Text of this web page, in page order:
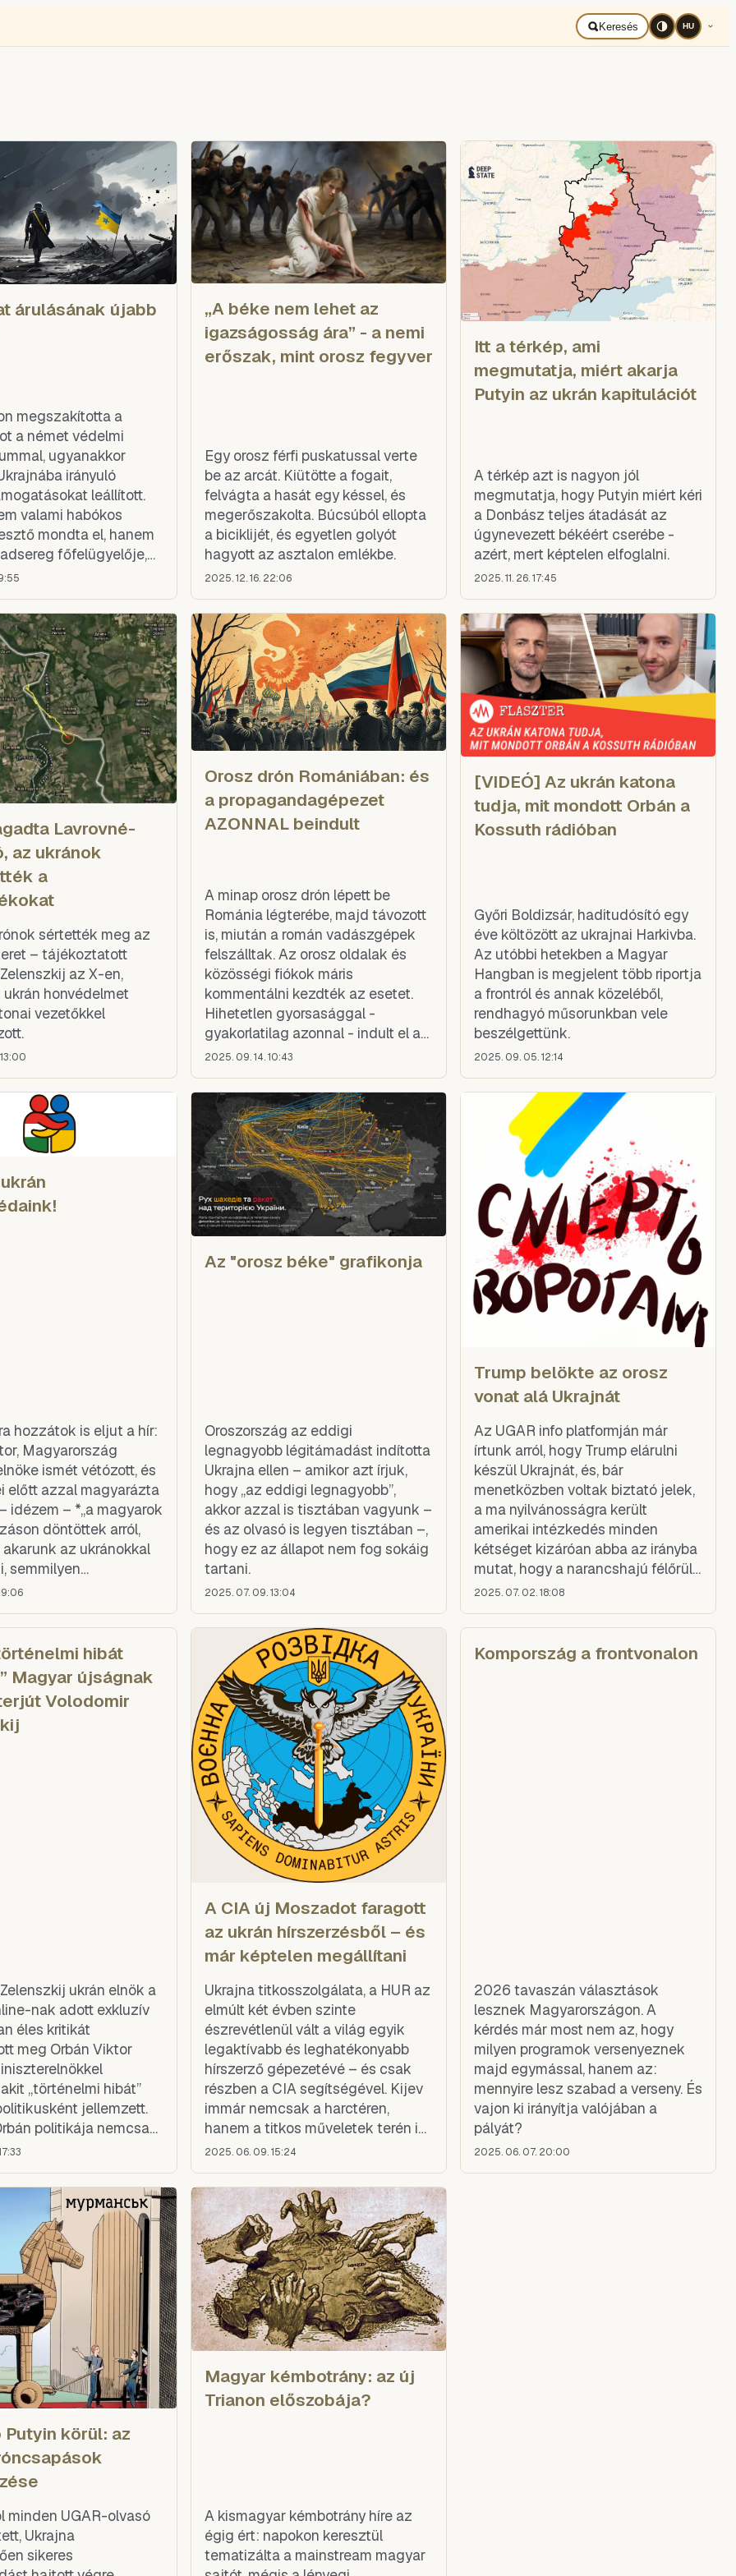
Keresés HU
árulásának újabb
megszakította a
a német védelmi
ugyanakkor
irányuló
leállított.
valami habókos
mondta el, hanem
főfelügyelője,
altábornagy
„A béke nem lehet az
igazságosság ára” - a nemi
erőszak, mint orosz fegyver
Egy orosz férfi puskatussal verte
be az arcát. Kiütötte a fogait,
felvágta a hasát egy késsel, és
megerőszakolta. Búcsúból ellopta
a biciklijét, és egyetlen golyót
hagyott az asztalon emlékbe.
2025. 12. 16. 22:06
Itt a térkép, ami
megmutatja, miért akarja
Putyin az ukrán kapitulációt
A térkép azt is nagyon jól
megmutatja, hogy Putyin miért kéri
a Donbász teljes átadását az
úgynevezett békéért cserébe -
azért, mert képtelen elfoglalni.
2025. 11. 26. 17:45
Lavrovné-
az ukránok
a
sértették meg az
– tájékoztatott
az X-en,
honvédelmet
vezetőkkel
Orosz drón Romániában: és
a propagandagépezet
AZONNAL beindult
A minap orosz drón lépett be
Románia légterébe, majd távozott
is, miután a román vadászgépek
felszálltak. Az orosz oldalak és
közösségi fiókok máris
kommentálni kezdték az esetet.
Hihetetlen gyorsasággal -
gyakorlatilag azonnal - indult el a
propaganda, amelynek célja, hogy
jelentette veszélyt.
2025. 09. 14. 10:43
[VIDEÓ] Az ukrán katona
tudja, mit mondott Orbán a
Kossuth rádióban
Győri Boldizsár, haditudósító egy
éve költözött az ukrajnai Harkivba.
Az utóbbi hetekben a Magyar
Hangban is megjelent több riportja
a frontról és annak közeléből,
rendhagyó műsorunkban vele
beszélgettünk.
2025. 09. 05. 12:14
hozzátok is eljut a hír:
Magyarország
ismét vétózott, és
előtt azzal magyarázta
idézem – *„a magyarok
döntöttek arról,
az ukránokkal
semmilyen
sem az Európai
Az "orosz béke" grafikonja
Oroszország az eddigi
legnagyobb légitámadást indította
Ukrajna ellen – amikor azt írjuk,
hogy „az eddigi legnagyobb”,
akkor azzal is tisztában vagyunk –
és az olvasó is legyen tisztában –,
hogy ez az állapot nem fog sokáig
tartani.
2025. 07. 09. 13:04
Trump belökte az orosz
vonat alá Ukrajnát
Az UGAR info platformján már
írtunk arról, hogy Trump elárulni
készül Ukrajnát, és, bár
menetközben voltak biztató jelek,
a ma nyilvánosságra került
amerikai intézkedés minden
kétséget kizáróan abba az irányba
mutat, hogy a narancshajú félőrült
odadobja Ukrajnát – és ezzel
oroszoknak.
2025. 07. 02. 18:08
hibát
Magyar újságnak
Volodomir
ukrán elnök a
nak adott exkluzív
éles kritikát
meg Orbán Viktor
„történelmi hibát”
jellemzett.
politikája nemcsak
Európa érdekeivel
kihasználni az
Zelenszkij
A CIA új Moszadot faragott
az ukrán hírszerzésből – és
már képtelen megállítani
Ukrajna titkosszolgálata, a HUR az
elmúlt két évben szinte
észrevétlenül vált a világ egyik
legaktívabb és leghatékonyabb
hírszerző gépezetévé – és csak
részben a CIA segítségével. Kijev
immár nemcsak a harctéren,
hanem a titkos műveletek terén is
offenzívába lendült: Moszkva,
csap le drónokkal,
szabotázsakciókkal és
merényletekkel. A Nyugat számára
Ukrajna „kis Mosz
2025. 06. 09. 15:24
Kompország a frontvonalon
2026 tavaszán választások
lesznek Magyarországon. A
kérdés már most nem az, hogy
milyen programok versenyeznek
majd egymással, hanem az:
mennyire lesz szabad a verseny. És
vajon ki irányítja valójában a
pályát?
2025. 06. 07. 20:00
Putyin körül: az
minden UGAR-olvasó
Ukrajna
sikeres
Magyar kémbotrány: az új
Trianon előszobája?
A kismagyar kémbotrány híre az
égig ért: napokon keresztül
tematizálta a mainstream magyar